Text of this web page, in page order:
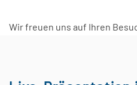
Wir freuen uns auf Ihren